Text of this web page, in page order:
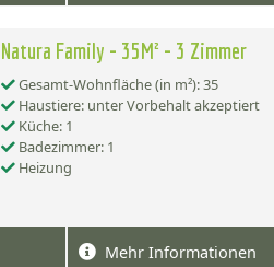
Natura Family - 35M² - 3 Zimmer
Gesamt-Wohnfläche (in m²): 35
Haustiere: unter Vorbehalt akzeptiert
Küche: 1
Badezimmer: 1
Heizung
Mehr Informationen